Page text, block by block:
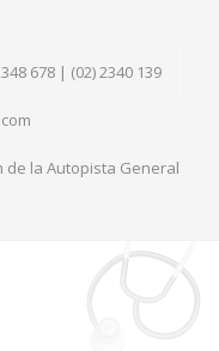
678 | (02) 2340 139
de la Autopista General